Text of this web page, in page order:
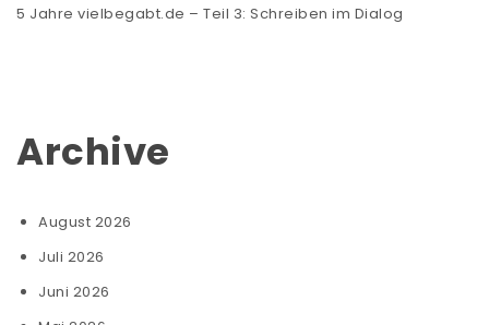
5 Jahre vielbegabt.de – Teil 3: Schreiben im Dialog
Archive
August 2026
Juli 2026
Juni 2026